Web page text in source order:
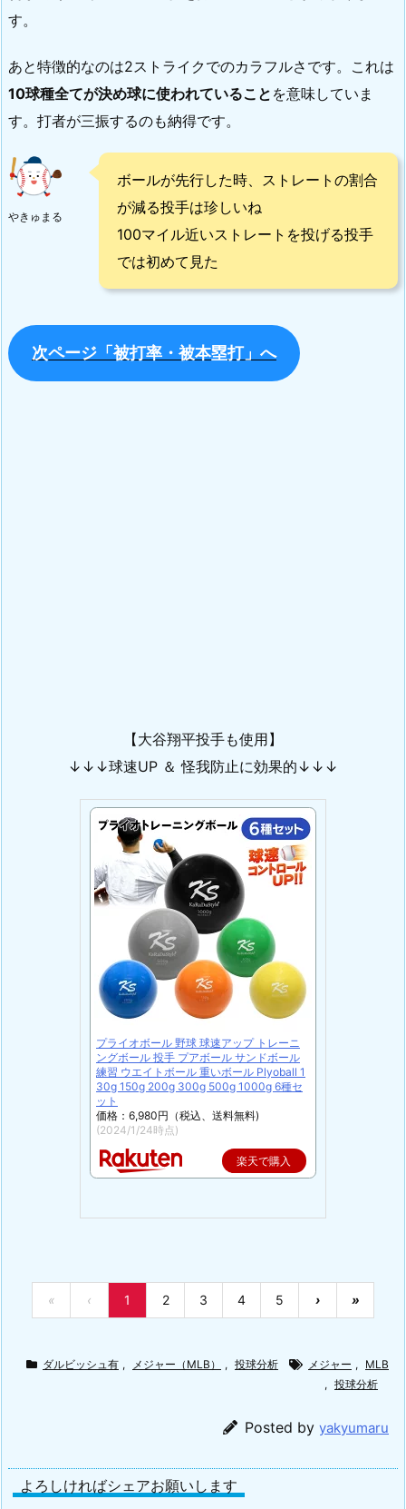
す。
あと特徴的なのは2ストライクでのカラフルさです。これは
10球種全てが決め球に使われていること を意味していま
す。打者が三振するのも納得です。
やきゅまる
ボールが先行した時、ストレートの割合
が減る投手は珍しいね
100マイル近いストレートを投げる投手
では初めて見た
次ページ「被打率・被本塁打」へ
【大谷翔平投手も使用】
↓↓↓球速UP ＆ 怪我防止に効果的↓↓↓
プライオボール 野球 球速アップ トレーニ
ングボール 投手 プアボール サンドボール
練習 ウエイトボール 重いボール Plyoball 1
30g 150g 200g 300g 500g 1000g 6種セ
ット
価格：6,980円（税込、送料無料)
(2024/1/24時点)
楽天で購入
« ‹ 1 2 3 4 5 › »
ダルビッシュ有 , メジャー（MLB） , 投球分析 メジャー , MLB
, 投球分析
Posted by yakyumaru
よろしければシェアお願いします